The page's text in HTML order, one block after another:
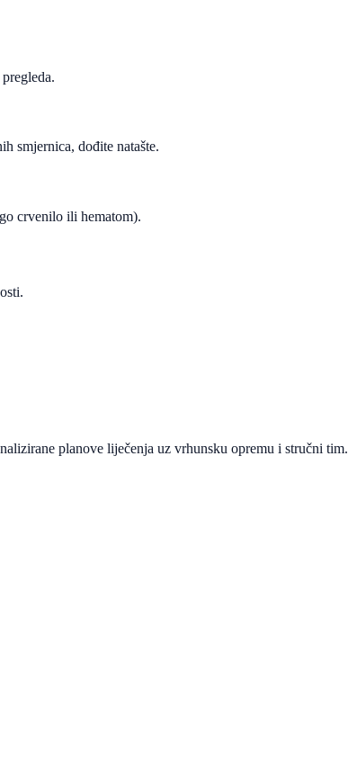
smjernica, dođite natašte.
crvenilo ili hematom).
planove liječenja uz vrhunsku opremu i stručni tim.